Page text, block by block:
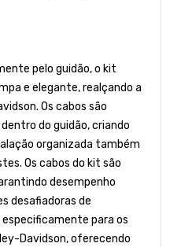
pelo guidão, o kit
e elegante, realçando a
Os cabos são
do guidão, criando
organizada também
Os cabos do kit são
desempenho
desafiadoras de
para os
Davidson, oferecendo